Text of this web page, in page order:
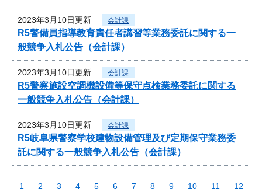
2023年3月10日更新 会計課
R5警備員指導教育責任者講習等業務委託に関する一
般競争入札公告（会計課）
2023年3月10日更新 会計課
R5警察施設空調機設備等保守点検業務委託に関する
一般競争入札公告（会計課）
2023年3月10日更新 会計課
R5岐阜県警察学校建物設備管理及び定期保守業務委
託に関する一般競争入札公告（会計課）
1 2 3 4 5 6 7 8 9 10 11
12